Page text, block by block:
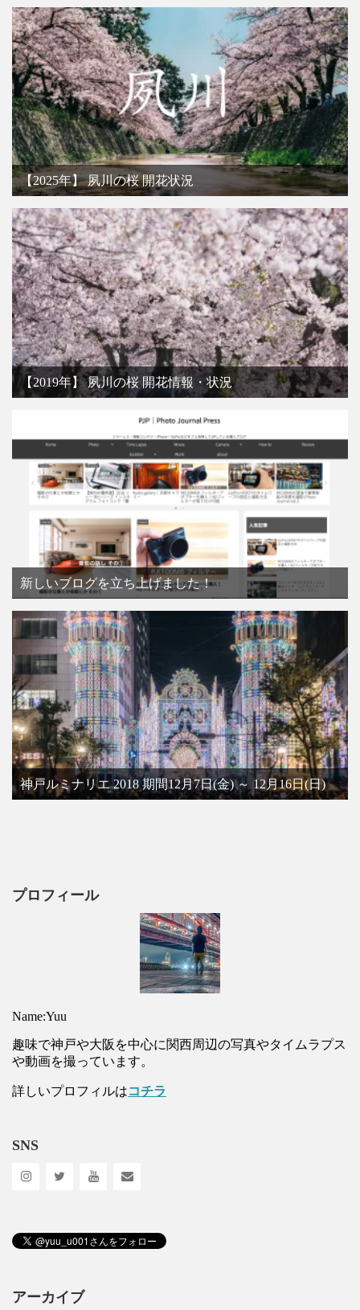
【2025年】 夙川の桜 開花状況
【2019年】 夙川の桜 開花情報・状況
新しいブログを立ち上げました！
神戸ルミナリエ 2018 期間12月7日(金) ～ 12月16日(日)
プロフィール
Name:Yuu
趣味で神戸や大阪を中心に関西周辺の写真やタイムラプス
や動画を撮っています。
詳しいプロフィルはコチラ
SNS
アーカイブ